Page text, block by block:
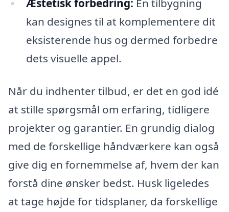
Æstetisk forbedring: En tilbygning
kan designes til at komplementere dit
eksisterende hus og dermed forbedre
dets visuelle appel.
Når du indhenter tilbud, er det en god idé
at stille spørgsmål om erfaring, tidligere
projekter og garantier. En grundig dialog
med de forskellige håndværkere kan også
give dig en fornemmelse af, hvem der kan
forstå dine ønsker bedst. Husk ligeledes
at tage højde for tidsplaner, da forskellige